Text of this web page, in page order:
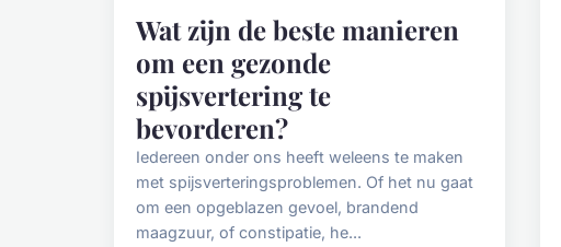
Wat zijn de beste manieren
om een gezonde
spijsvertering te
bevorderen?
Iedereen onder ons heeft weleens te maken
met spijsverteringsproblemen. Of het nu gaat
om een opgeblazen gevoel, brandend
maagzuur, of constipatie, he...